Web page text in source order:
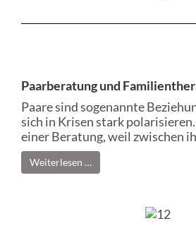
Paarberatung und
Paare sind sogenannte
sich in Krisen stark
einer Beratung, weil zwischen
Weiterlesen …